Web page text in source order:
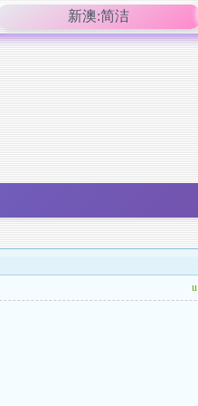
新澳:简洁
u